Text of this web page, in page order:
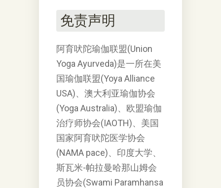
免责声明
阿育吠陀瑜伽联盟(Union
Yoga Ayurveda)是⼀所在美
国瑜伽联盟(Yoya Alliance
USA)、澳⼤利亚瑜伽协会
(Yoga Australia)、欧盟瑜伽
治疗师协会(IAOTH)、美国
国家阿育吠陀医学协会
(NAMA pace)、印度⼤学、
斯瓦米-帕拉曼哈那山姆会
员协会(Swami Paramhansa